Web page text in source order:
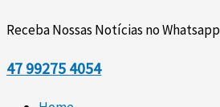
Receba Nossas Notícias no Whatsapp
47 99275 4054